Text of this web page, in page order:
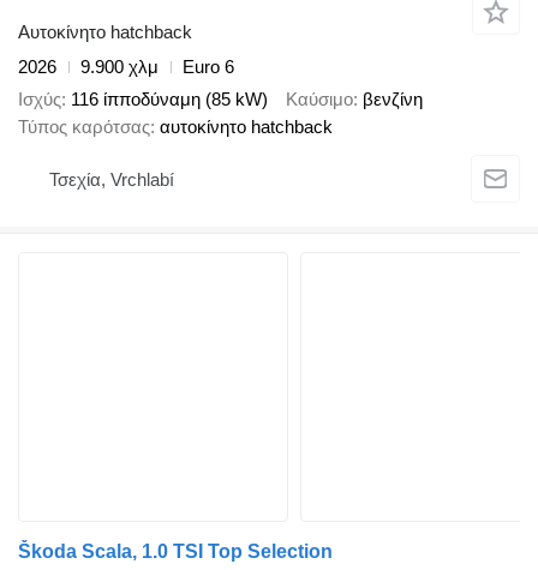
Αυτοκίνητο hatchback
2026
9.900 χλμ
Euro 6
Ισχύς 116 ίπποδύναμη (85 kW) Καύσιμο βενζίνη
Τύπος καρότσας αυτοκίνητο hatchback
Τσεχία, Vrchlabí
Škoda Scala, 1.0 TSI Top Selection